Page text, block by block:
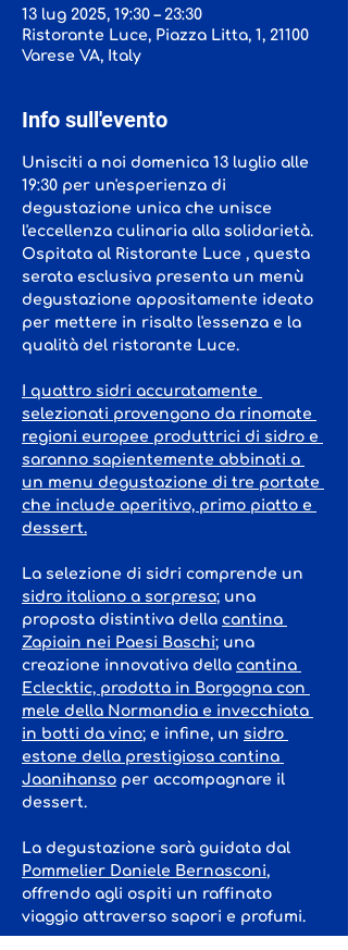
13 lug 2025, 19:30 – 23:30
Ristorante Luce, Piazza Litta, 1, 21100
Varese VA, Italy
Info sull'evento
Unisciti a noi domenica 13 luglio alle
19:30 per un'esperienza di
degustazione unica che unisce
l'eccellenza culinaria alla solidarietà.
Ospitata al Ristorante Luce , questa
serata esclusiva presenta un menù
degustazione appositamente ideato
per mettere in risalto l'essenza e la
qualità del ristorante Luce.
I quattro sidri accuratamente
selezionati provengono da rinomate
regioni europee produttrici di sidro e
saranno sapientemente abbinati a
un menu degustazione di tre portate
che include aperitivo, primo piatto e
dessert.
La selezione di sidri comprende un
sidro italiano a sorpresa; una
proposta distintiva della cantina
Zapiain nei Paesi Baschi; una
creazione innovativa della cantina
Eclecktic, prodotta in Borgogna con
mele della Normandia e invecchiata
in botti da vino; e infine, un sidro
estone della prestigiosa cantina
Jaanihanso per accompagnare il
dessert.
La degustazione sarà guidata dal
Pommelier Daniele Bernasconi,
offrendo agli ospiti un raffinato
viaggio attraverso sapori e profumi.